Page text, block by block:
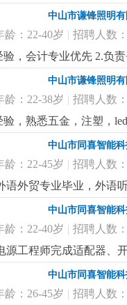
专或以上学历，英文
业者优先，已经录用，
中山市谦锋照明
龄：22-40岁 | 招聘人数
，会计专业优先 2.负
工资核算，发放；并
专业中专以上学历优
悉商业照明成本核算经
中山市谦锋照明
龄：22-38岁 | 招聘人数
，熟悉五金，注塑，
，合同制定，供应商
理和比价议价能力；
神，执行力强，工作责
中山市同喜智能
龄：22-45岁 | 招聘人数
语外贸专业毕业，外语
力；3、工作积极主
岗位要求:1、主要负责
工作；4、自主客户订
相结合的模式，每年组
中山市同喜智能
龄：22-40岁 | 招聘人数
源工程师完成适配器、
物料管理：bom 核对
助：1、协助工程师做
：2、样机编号、拍
中山市同喜智能
龄：26-45岁 | 招聘人数